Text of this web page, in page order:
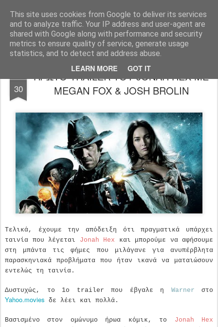
This site uses cookies from Google to deliver its services
and to analyze traffic. Your IP address and user-agent are
shared with Google along with performance and security
metrics to ensure quality of service, generate usage
statistics, and to detect and address abuse.
LEARN MORE GOT IT
FilmBoy
30
ΠΡΩΤΟ TRAILER ΤΟΥ JONAH HEX ΜΕ
MEGAN FOX & JOSH BROLIN
Τελικά, έχουμε την απόδειξη ότι πραγματικά υπάρχει
ταινία που λέγεται Jonah Hex και μπορούμε να αφήσουμε
στη μπάντα τις φήμες που μιλάγανε για ανυπέρβλητα
παρασκηνιακά προβλήματα που ήταν ικανά να ματαιώσουν
εντελώς τη ταινία.
Δυστυχώς, το 1ο trailer που έβγαλε η Warner στο
Yahoo.movies δε λέει και πολλά.
Βασισμένο στον ομώνυμο ήρωα κόμικ, το Jonah Hex